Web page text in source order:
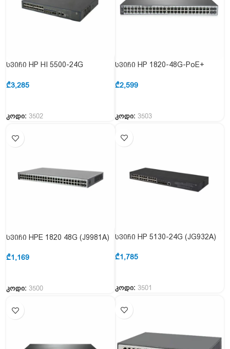
სვიჩი HP 1820-48G-PoE+
₾2,599
კოდი: 3503
სვიჩი HP HI 5500-24G
₾3,285
კოდი: 3502
სვიჩი HP 5130-24G (JG932A)
₾1,785
კოდი: 3501
სვიჩი HPE 1820 48G (J9981A)
₾1,169
კოდი: 3500